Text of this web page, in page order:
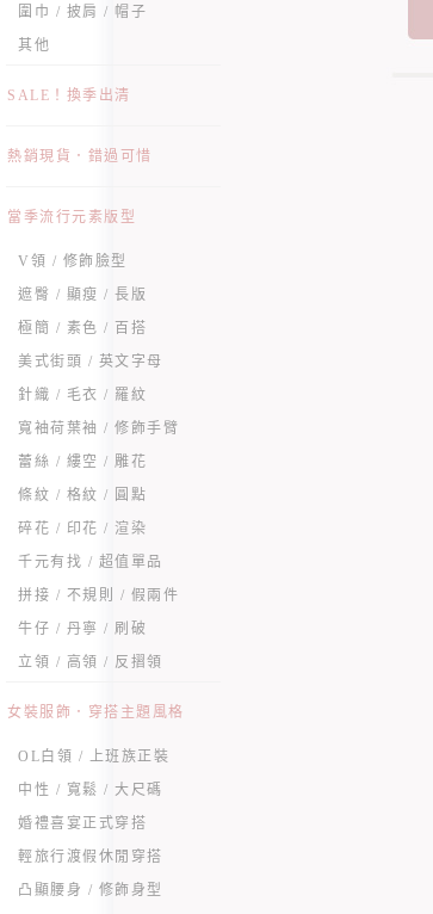
圍巾 / 披肩 / 帽子
其他
SALE！換季出清
熱銷現貨．錯過可惜
當季流行元素版型
V領 / 修飾臉型
遮臀 / 顯瘦 / 長版
極簡 / 素色 / 百搭
美式街頭 / 英文字母
針織 / 毛衣 / 羅紋
寬袖荷葉袖 / 修飾手臂
蕾絲 / 縷空 / 雕花
條紋 / 格紋 / 圓點
碎花 / 印花 / 渲染
千元有找 / 超值單品
拼接 / 不規則 / 假兩件
牛仔 / 丹寧 / 刷破
立領 / 高領 / 反摺領
女裝服飾．穿搭主題風格
OL白領 / 上班族正裝
中性 / 寬鬆 / 大尺碼
婚禮喜宴正式穿搭
輕旅行渡假休閒穿搭
凸顯腰身 / 修飾身型